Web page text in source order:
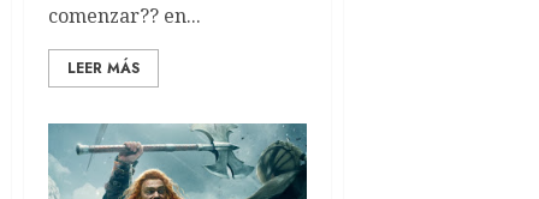
comenzar?? en...
LEER MÁS